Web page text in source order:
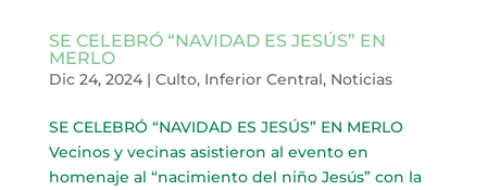
SE CELEBRÓ “NAVIDAD ES JESÚS” EN
MERLO
Dic 24, 2024| Culto, Inferior Central, Noticias
SE CELEBRÓ “NAVIDAD ES JESÚS” EN MERLO
Vecinos y vecinas asistieron al evento en
homenaje al “nacimiento del niño Jesús” con la